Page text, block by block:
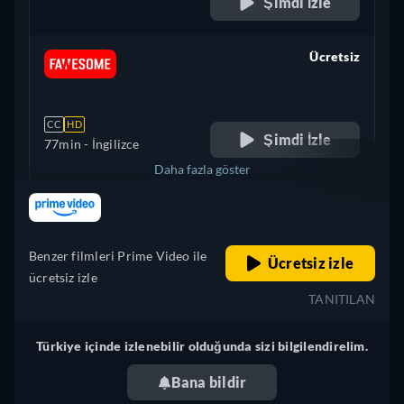
CC HD
77min - İngilizce
Ücretsiz
Şimdi İzle
Birleşik Krallık
Daha fazla göster
Benzer filmleri Prime Video ile
ücretsiz izle
Ücretsiz izle
TANITILAN
Türkiye içinde izlenebilir olduğunda sizi bilgilendirelim.
Bana bildir